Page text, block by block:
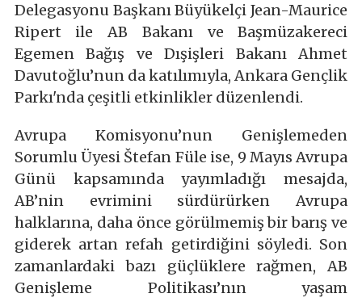
Delegasyonu Başkanı Büyükelçi Jean-Maurice
Ripert ile AB Bakanı ve Başmüzakereci
Egemen Bağış ve Dışişleri Bakanı Ahmet
Davutoğlu’nun da katılımıyla, Ankara Gençlik
Parkı'nda çeşitli etkinlikler düzenlendi.
Avrupa Komisyonu’nun Genişlemeden
Sorumlu Üyesi Štefan Füle ise, 9 Mayıs Avrupa
Günü kapsamında yayımladığı mesajda,
AB’nin evrimini sürdürürken Avrupa
halklarına, daha önce görülmemiş bir barış ve
giderek artan refah getirdiğini söyledi. Son
zamanlardaki bazı güçlüklere rağmen, AB
Genişleme Politikası’nın yaşam